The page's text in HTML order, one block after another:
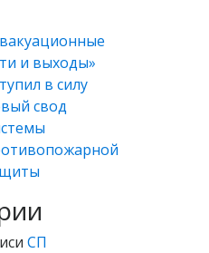
и выходы»
в силу
свод
СП